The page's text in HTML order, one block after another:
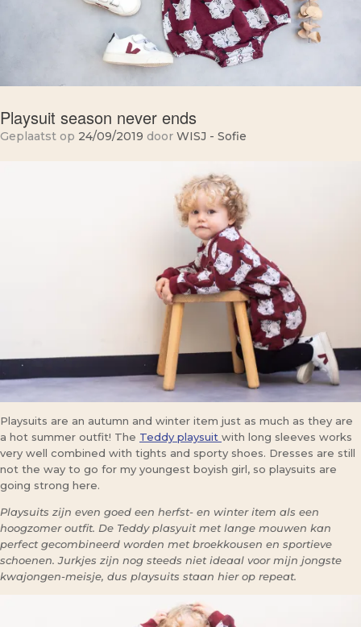
Playsuit season never ends
Geplaatst op 24/09/2019 door WISJ - Sofie
Playsuits are an autumn and winter item just as much as they are
a hot summer outfit! The Teddy playsuit with long sleeves works
very well combined with tights and sporty shoes. Dresses are still
not the way to go for my youngest boyish girl, so playsuits are
going strong here.
Playsuits zijn even goed een herfst- en winter item als een
hoogzomer outfit. De Teddy plasyuit met lange mouwen kan
perfect gecombineerd worden met broekkousen en sportieve
schoenen. Jurkjes zijn nog steeds niet ideaal voor mijn jongste
kwajongen-meisje, dus playsuits staan hier op repeat.